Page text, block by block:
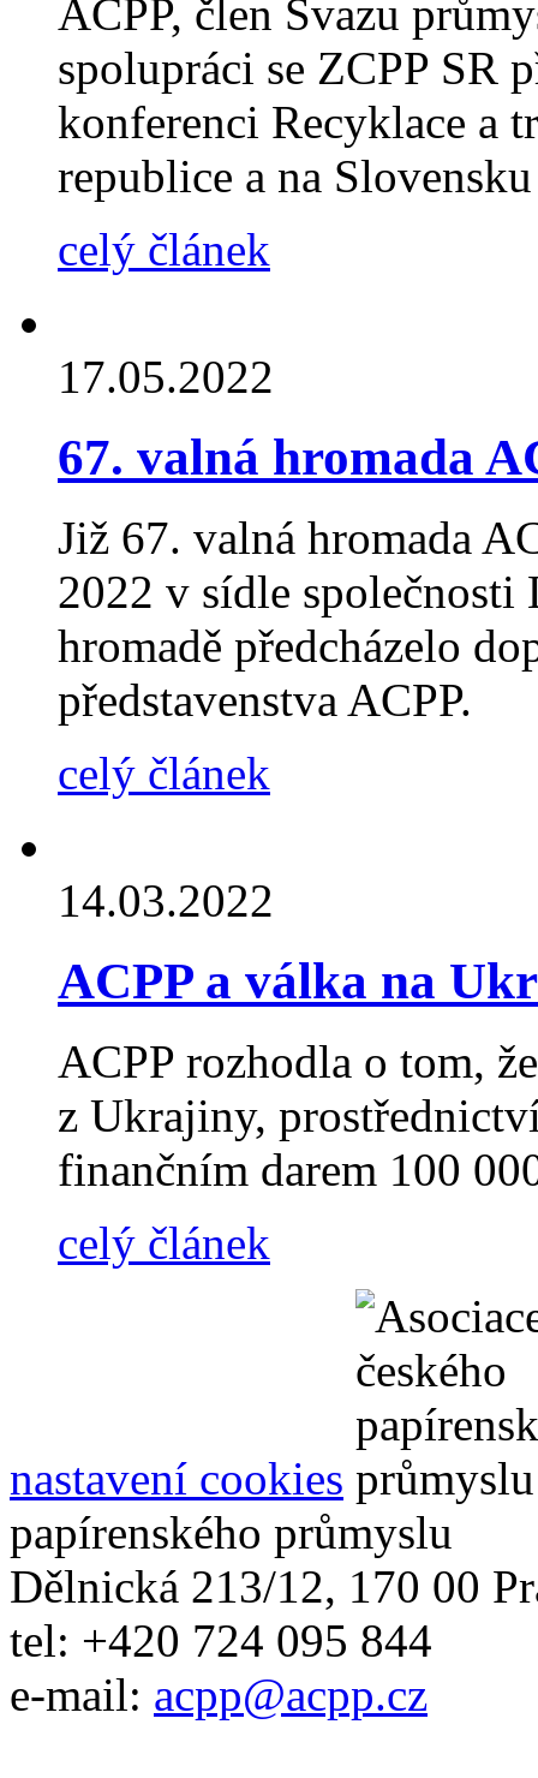
ACPP, člen Svazu
spolupráci se ZCPP SR
konferenci Recyklace a
republice a na
celý článek
17.05.2022
67. valná hromada
Již 67. valná hromada
2022 v sídle společnosti
hromadě předcházelo
představenstva ACPP.
celý článek
14.03.2022
ACPP a válka na
ACPP rozhodla o tom,
z Ukrajiny,
finančním darem 100
celý článek
nastavení cookies
papírenského průmyslu
Dělnická 213/12, 170 00
tel: +420 724 095 844
e-mail: acpp@acpp.cz